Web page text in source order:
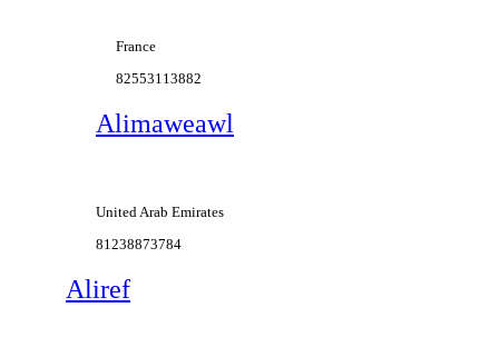
France
82553113882
Alimaweawl
United Arab Emirates
81238873784
Aliref